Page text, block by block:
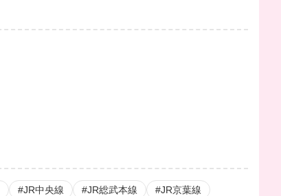
#JR中央線 #JR総武本線
#JR京葉線